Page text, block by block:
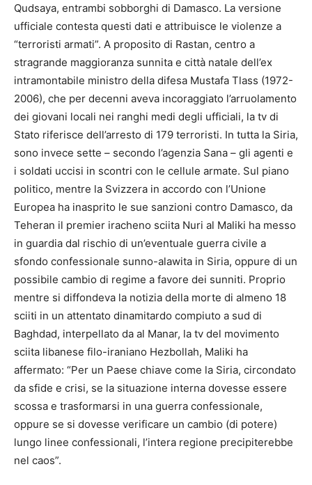
Qudsaya, entrambi sobborghi di Damasco. La versione
ufficiale contesta questi dati e attribuisce le violenze a
“terroristi armati”. A proposito di Rastan, centro a
stragrande maggioranza sunnita e città natale dell’ex
intramontabile ministro della difesa Mustafa Tlass (1972-
2006), che per decenni aveva incoraggiato l’arruolamento
dei giovani locali nei ranghi medi degli ufficiali, la tv di
Stato riferisce dell’arresto di 179 terroristi. In tutta la Siria,
sono invece sette – secondo l’agenzia Sana – gli agenti e
i soldati uccisi in scontri con le cellule armate. Sul piano
politico, mentre la Svizzera in accordo con l’Unione
Europea ha inasprito le sue sanzioni contro Damasco, da
Teheran il premier iracheno sciita Nuri al Maliki ha messo
in guardia dal rischio di un’eventuale guerra civile a
sfondo confessionale sunno-alawita in Siria, oppure di un
possibile cambio di regime a favore dei sunniti. Proprio
mentre si diffondeva la notizia della morte di almeno 18
sciiti in un attentato dinamitardo compiuto a sud di
Baghdad, interpellato da al Manar, la tv del movimento
sciita libanese filo-iraniano Hezbollah, Maliki ha
affermato: “Per un Paese chiave come la Siria, circondato
da sfide e crisi, se la situazione interna dovesse essere
scossa e trasformarsi in una guerra confessionale,
oppure se si dovesse verificare un cambio (di potere)
lungo linee confessionali, l’intera regione precipiterebbe
nel caos”.